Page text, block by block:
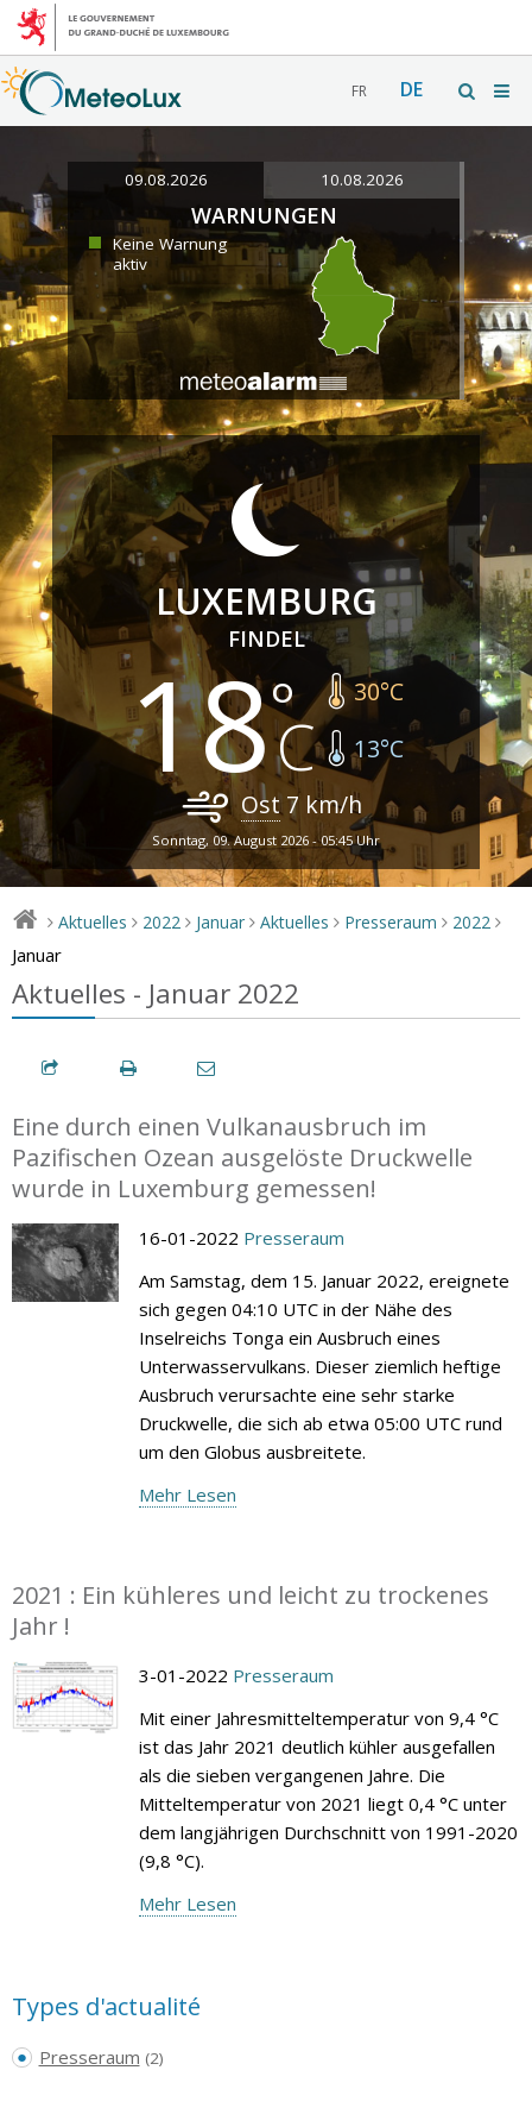
FR DE
09.08.2026 10.08.2026
WARNUNGEN
Keine Warnung
aktiv
LUXEMBURG
FINDEL
18 30°C
13°C
Ost7 km/h
Sonntag, 09. August 2026 - 05:45 Uhr
> Aktuelles > 2022 > Januar > Aktuelles > Presseraum > 2022 >
Januar
Aktuelles - Januar 2022
Eine durch einen Vulkanausbruch im
Pazifischen Ozean ausgelöste Druckwelle
wurde in Luxemburg gemessen!
16-01-2022 Presseraum
Am Samstag, dem 15. Januar 2022, ereignete
sich gegen 04:10 UTC in der Nähe des
Inselreichs Tonga ein Ausbruch eines
Unterwasservulkans. Dieser ziemlich heftige
Ausbruch verursachte eine sehr starke
Druckwelle, die sich ab etwa 05:00 UTC rund
um den Globus ausbreitete.
Mehr Lesen
2021 : Ein kühleres und leicht zu trockenes
Jahr !
3-01-2022 Presseraum
Mit einer Jahresmitteltemperatur von 9,4 °C
ist das Jahr 2021 deutlich kühler ausgefallen
als die sieben vergangenen Jahre. Die
Mitteltemperatur von 2021 liegt 0,4 °C unter
dem langjährigen Durchschnitt von 1991-2020
(9,8 °C).
Mehr Lesen
Types d'actualité
Presseraum (2)